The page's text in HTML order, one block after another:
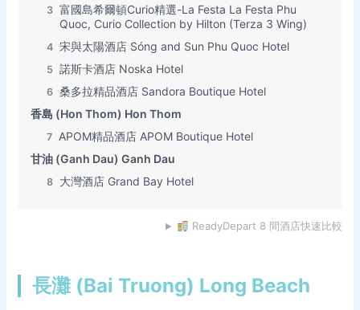
3 富國島希爾頓Curio精選-La Festa La Festa Phu
Quoc, Curio Collection by Hilton (Terza 3 Wing)
4 宋與太陽酒店 Sóng and Sun Phu Quoc Hotel
5 諾斯卡酒店 Noska Hotel
6 桑多拉精品酒店 Sandora Boutique Hotel
香島 (Hon Thom) Hon Thom
7 APOM精品酒店 APOM Boutique Hotel
甘油 (Ganh Dau) Ganh Dau
8 大灣酒店 Grand Bay Hotel
ReadyDepart 8 間酒店快速比較
長灘 (Bai Truong) Long Beach